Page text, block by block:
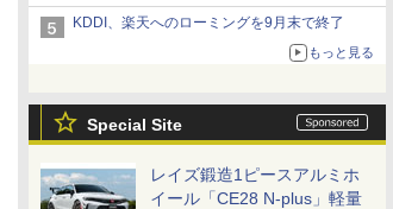
マップの落とし穴と楽天モバイルの課題
KDDI、楽天へのローミングを9月末で終了
もっと見る
Special Site
レイズ鍛造1ピースアルミホ
イール「CE28 N-plus」軽量